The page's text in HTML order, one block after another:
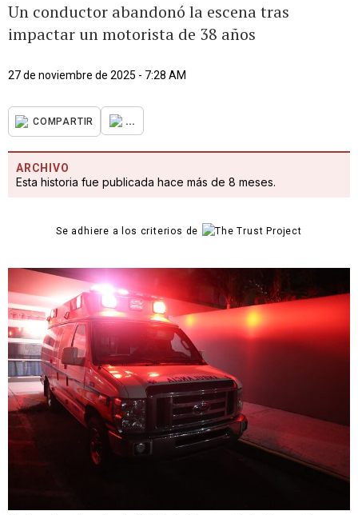
Un conductor abandonó la escena tras
impactar un motorista de 38 años
27 de noviembre de 2025 - 7:28 AM
COMPARTIR ...
ARCHIVO
Esta historia fue publicada hace más de 8 meses.
Se adhiere a los criterios de